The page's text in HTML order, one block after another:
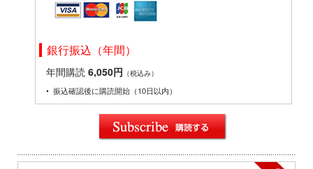
銀行振込（年間）
年間購読 6,050円 （税込み）
振込確認後に購読開始（10日以内）